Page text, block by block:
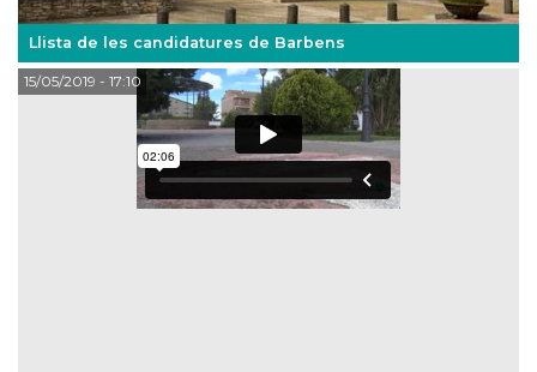
Llista de les candidatures de Barbens
15/05/2019 - 17:10